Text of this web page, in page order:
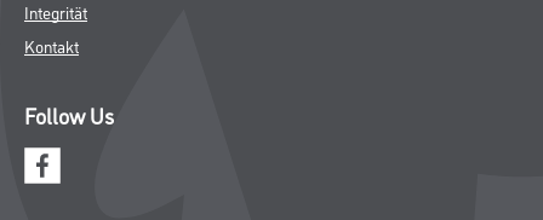
Integrität
Kontakt
Follow Us